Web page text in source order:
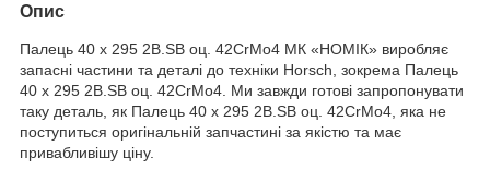
Опис
Палець 40 x 295 2B.SB оц. 42CrMo4 МК «НОМІК» виробляє
запасні частини та деталі до техніки Horsch, зокрема Палець
40 x 295 2B.SB оц. 42CrMo4. Ми завжди готові запропонувати
таку деталь, як Палець 40 x 295 2B.SB оц. 42CrMo4, яка не
поступиться оригінальній запчастині за якістю та має
привабливішу ціну.